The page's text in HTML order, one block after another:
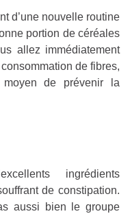
d’une nouvelle routine
portion de céréales
allez immédiatement
de fibres,
de prévenir la
ingrédients
de constipation.
aussi bien le groupe